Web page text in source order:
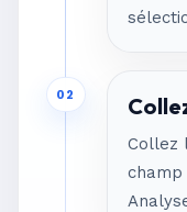
02
Collez
champ